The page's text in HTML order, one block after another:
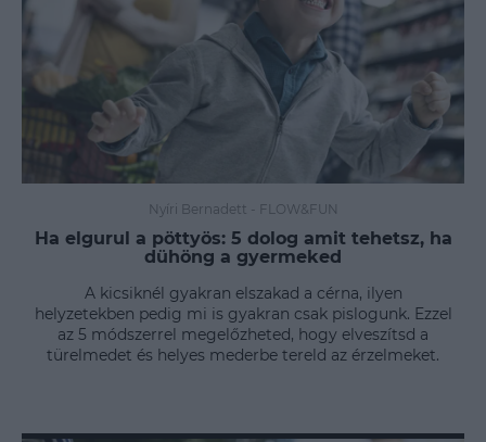
Nyíri Bernadett - FLOW&FUN
Ha elgurul a pöttyös: 5 dolog amit tehetsz, ha
dühöng a gyermeked
A kicsiknél gyakran elszakad a cérna, ilyen
helyzetekben pedig mi is gyakran csak pislogunk. Ezzel
az 5 módszerrel megelőzheted, hogy elveszítsd a
türelmedet és helyes mederbe tereld az érzelmeket.